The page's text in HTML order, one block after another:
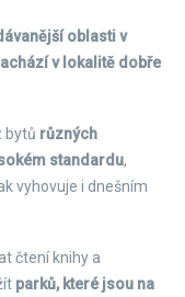
oblasti v
v lokalitě dobře
bytů různých
standardu,
vyhovuje i dnešním
čtení knihy a
parků, které jsou na